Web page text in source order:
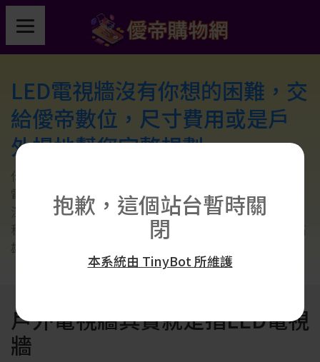
抱歉，這個站台暫時關
閉
本系統由 TinyBot 所維護
LED電視牆沒有你想的困難，交
給僾帝數位，尺寸費用或是戶
外場地幫您完整規劃
你在戶外常看到的電視牆廣告託播費用還是LED戶外
電視牆，找不到人詢問嗎?僾帝數位有10年以上的資
深經驗，專門幫您處理LED電視牆或是拼接電視牆工
程，請專業師傅到現場丈量，進行溝通規劃，台北高
雄全台灣皆可承接。
戶外電視牆其實就是指LED電視
牆